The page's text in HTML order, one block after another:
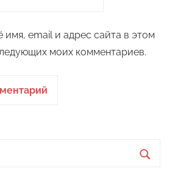
имя, email и адрес сайта в этом
моих комментариев.